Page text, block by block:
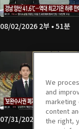
08/02/2026 2부 • 51분
07/31/2026 2부 • 1시간
We
and
marketing
content
the right,